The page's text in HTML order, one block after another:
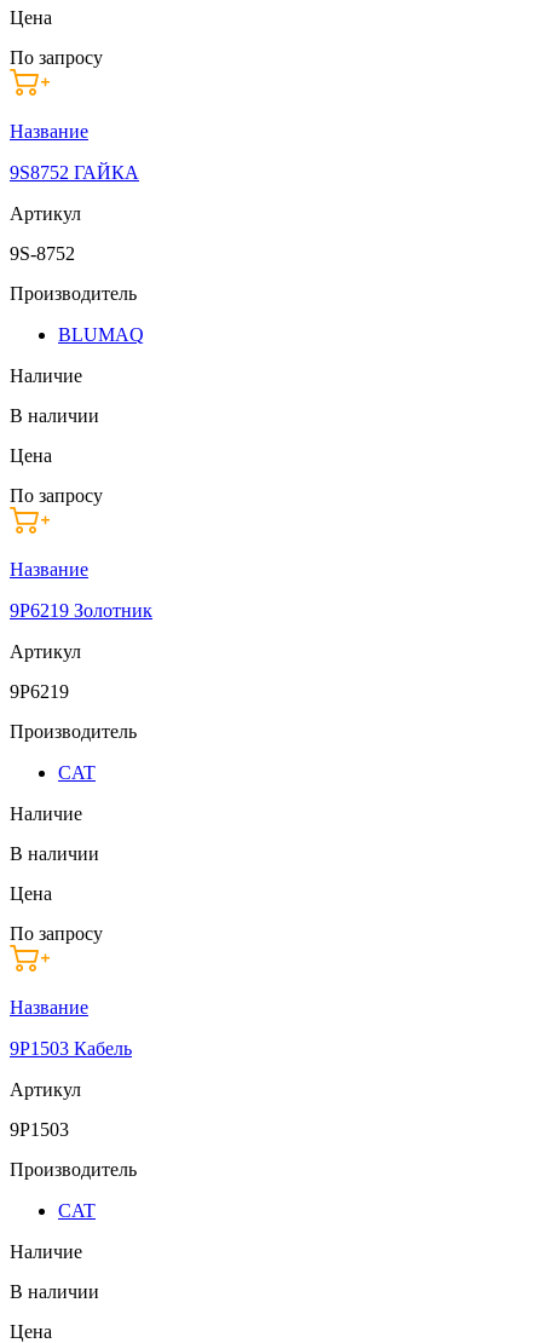
Цена
По запросу
Название
9S8752 ГАЙКА
Артикул
9S-8752
Производитель
BLUMAQ
Наличие
В наличии
Цена
По запросу
Название
9P6219 Золотник
Артикул
9P6219
Производитель
CAT
Наличие
В наличии
Цена
По запросу
Название
9P1503 Кабель
Артикул
9P1503
Производитель
CAT
Наличие
В наличии
Цена